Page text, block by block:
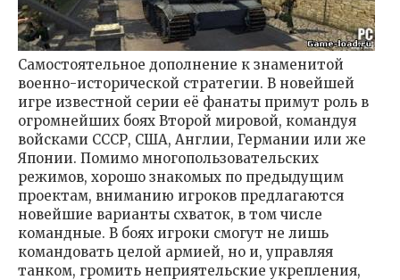
Самостоятельное дополнение к знаменитой
военно-исторической стратегии. В новейшей
игре известной серии её фанаты примут роль в
огромнейших боях Второй мировой, командуя
войсками СССР, США, Англии, Германии или же
Японии. Помимо многопользовательских
режимов, хорошо знакомых по предыдущим
проектам, вниманию игроков предлагаются
новейшие варианты схваток, в том числе
командные. В боях игроки смогут не лишь
командовать целой армией, но и, управляя
танком, громить неприятельские укрепления,